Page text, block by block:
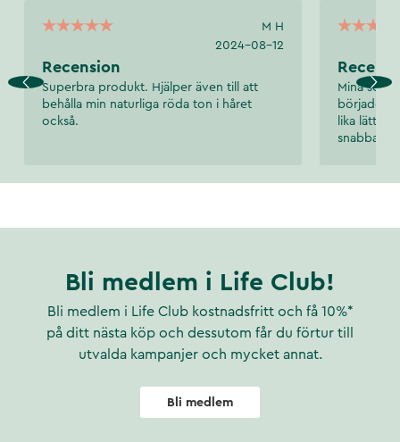
M H
2024-08-12
Recension
Superbra produkt. Hjälper även till att
behålla min naturliga röda ton i håret
också.
Mina
började
lika lätt
snabbare.
Bli medlem i Life Club!
Bli medlem i Life Club kostnadsfritt och få 10%*
på ditt nästa köp och dessutom får du förtur till
utvalda kampanjer och mycket annat.
Bli medlem